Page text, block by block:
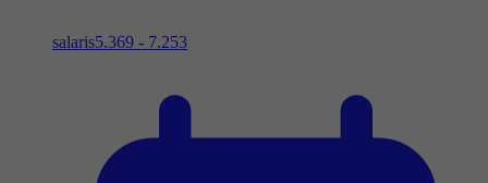
salaris5.369 - 7.253